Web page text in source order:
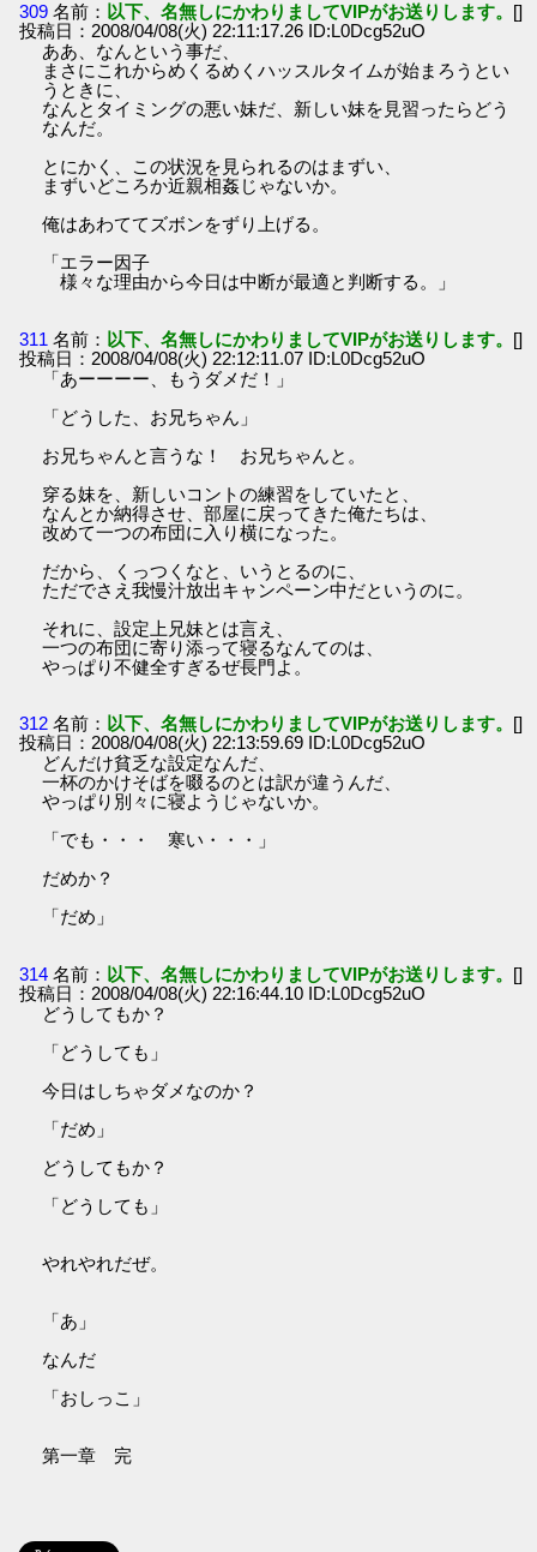
309 名前： 以下、名無しにかわりましてVIPがお送りします。 []
投稿日：2008/04/08(火) 22:11:17.26 ID:L0Dcg52uO
ああ、なんという事だ、
まさにこれからめくるめくハッスルタイムが始まろうとい
うときに、
なんとタイミングの悪い妹だ、新しい妹を見習ったらどう
なんだ。
とにかく、この状況を見られるのはまずい、
まずいどころか近親相姦じゃないか。
俺はあわててズボンをずり上げる。
「エラー因子
様々な理由から今日は中断が最適と判断する。」
311 名前： 以下、名無しにかわりましてVIPがお送りします。 []
投稿日：2008/04/08(火) 22:12:11.07 ID:L0Dcg52uO
「あーーーー、もうダメだ！」
「どうした、お兄ちゃん」
お兄ちゃんと言うな！ お兄ちゃんと。
穿る妹を、新しいコントの練習をしていたと、
なんとか納得させ、部屋に戻ってきた俺たちは、
改めて一つの布団に入り横になった。
だから、くっつくなと、いうとるのに、
ただでさえ我慢汁放出キャンペーン中だというのに。
それに、設定上兄妹とは言え、
一つの布団に寄り添って寝るなんてのは、
やっぱり不健全すぎるぜ長門よ。
312 名前： 以下、名無しにかわりましてVIPがお送りします。 []
投稿日：2008/04/08(火) 22:13:59.69 ID:L0Dcg52uO
どんだけ貧乏な設定なんだ、
一杯のかけそばを啜るのとは訳が違うんだ、
やっぱり別々に寝ようじゃないか。
「でも・・・ 寒い・・・」
だめか？
「だめ」
314 名前： 以下、名無しにかわりましてVIPがお送りします。 []
投稿日：2008/04/08(火) 22:16:44.10 ID:L0Dcg52uO
どうしてもか？
「どうしても」
今日はしちゃダメなのか？
「だめ」
どうしてもか？
「どうしても」
やれやれだぜ。
「あ」
なんだ
「おしっこ」
第一章 完